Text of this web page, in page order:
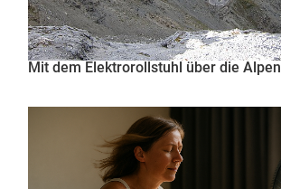
Mit dem Elektrorollstuhl über die Alpen